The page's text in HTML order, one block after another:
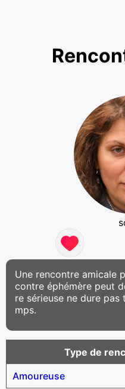
Une rencontre amicale
contre éphémère peut
re sérieuse ne dure
mps.
Type de
Amoureuse